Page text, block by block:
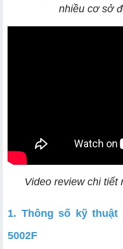
nhiều cơ sở
Video review chi tiết
1. Thông số kỹ thuật
5002F